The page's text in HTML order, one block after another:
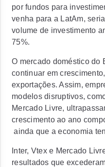
por fundos para
venha para a LatAm,
volume de investimento
75%.
O mercado doméstico do
continuar em
exportações. Assim,
modelos disruptivos,
Mercado Livre,
crescimento ao ano
ainda que a economia
Inter, Vtex e Mercado
resultados que